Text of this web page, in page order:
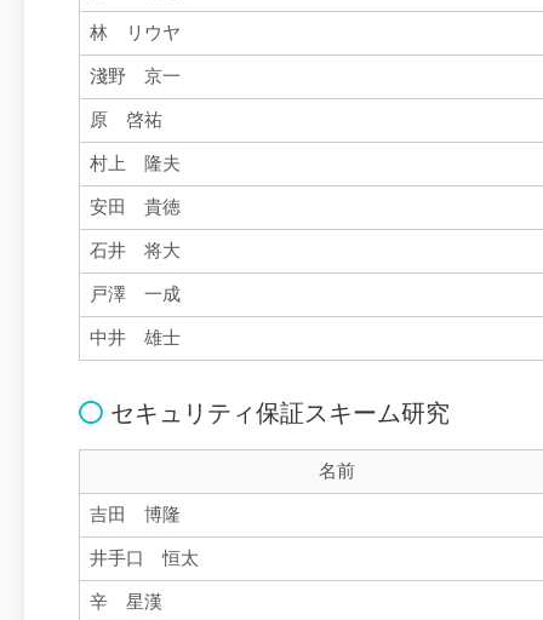
林 リウヤ
淺野 京一
原 啓祐
村上 隆夫
安田 貴徳
石井 将大
戸澤 一成
中井 雄士
セキュリティ保証スキーム研究
名前
吉田 博隆
井手口 恒太
辛 星漢